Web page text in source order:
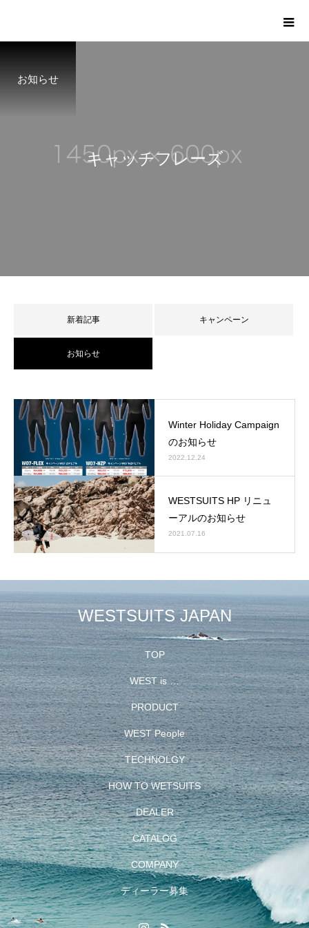
お知らせ
キャッチフレーズ
新着記事 キャンペーン
お知らせ
Winter Holiday Campaign
のお知らせ
2022.12.24
WESTSUITS HP リニュ
ーアルのお知らせ
2021.07.16
WESTSUITS JAPAN
TOP
WEST is …
PRODUCT
WEST People
TECHNOLGY
HOW TO WETSUITS
DEALER
CATALOG
COMPANY
ディーラー募集